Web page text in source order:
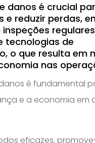
danos é crucial
e reduzir perdas,
tecnologias de
o que resulta em
nas
é fundamental
e a economia em
eficazes,